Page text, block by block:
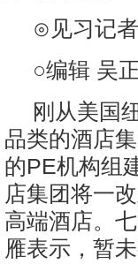
⊙见习记
○编辑 吴
刚从美国
品类的酒店
的PE机构组
店集团将一
高端酒店。
雁表示，暂